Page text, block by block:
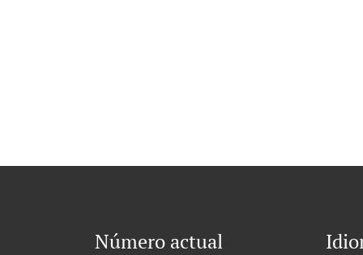
Número actual